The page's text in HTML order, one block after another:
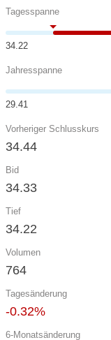
Tagesspanne
34.22
Jahresspanne
29.41
Vorheriger Schlusskurs
34.44
Bid
34.33
Tief
34.22
Volumen
764
Tagesänderung
-0.32%
6-Monatsänderung